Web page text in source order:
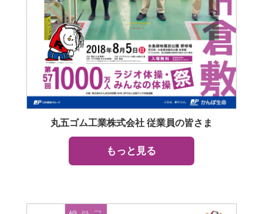
丸五ゴム工業株式会社 従業員の皆さま
もっと見る